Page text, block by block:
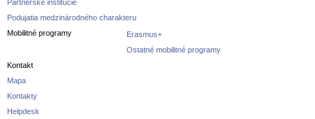
Partnerské inštitúcie
Podujatia medzinárodného charakteru
Mobilitné programy
Erasmus+
Ostatné mobilitné programy
Kontakt
Mapa
Kontakty
Helpdesk